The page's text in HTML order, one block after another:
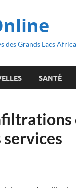
des Grands Lacs
SANTÉ